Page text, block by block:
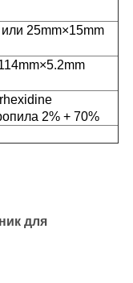
25mm×15mm
2% + 70%
для